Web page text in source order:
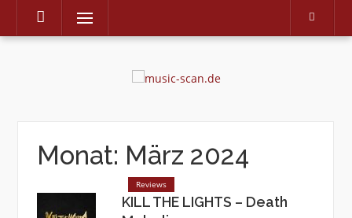
Skip
Menu
Monat: März 2024
Reviews
KILL THE LIGHTS – Death